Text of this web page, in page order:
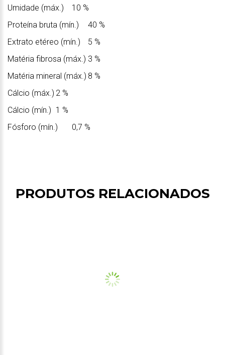
Umidade (máx.)
10 %
Proteína bruta (mín.)
40 %
Extrato etéreo (mín.)
5 %
Matéria fibrosa (máx.) 3 %
Matéria mineral (máx.) 8 %
Cálcio (máx.) 2 %
Cálcio (mín.) 1 %
Fósforo (mín.)
0,7 %
PRODUTOS RELACIONADOS